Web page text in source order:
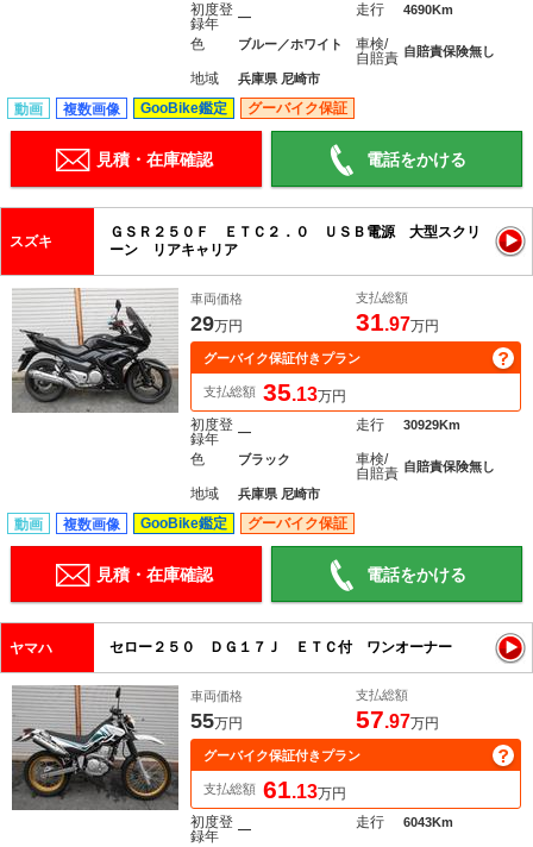
初度登
録年
― 走行 4690Km
色 ブルー／ホワイト
車検/
自賠責 自賠責保険無し
地域 兵庫県 尼崎市
動画 複数画像 GooBike鑑定 グーバイク保証
見積・在庫確認 電話をかける
スズキ
ＧＳＲ２５０Ｆ ＥＴＣ２．０ ＵＳＢ電源 大型スクリ
ーン リアキャリア
車両価格
29万円
支払総額
31.97万円
グーバイク保証付きプラン
支払総額 35.13万円
初度登
録年
― 走行 30929Km
色 ブラック
車検/
自賠責 自賠責保険無し
地域 兵庫県 尼崎市
動画 複数画像 GooBike鑑定 グーバイク保証
見積・在庫確認 電話をかける
ヤマハ セロー２５０ ＤＧ１７Ｊ ＥＴＣ付 ワンオーナー
車両価格
55万円
支払総額
57.97万円
グーバイク保証付きプラン
支払総額 61.13万円
初度登
録年
― 走行 6043Km